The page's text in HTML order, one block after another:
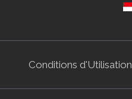
Conditions d'Utilisation